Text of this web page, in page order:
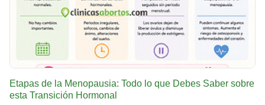
Etapas de la Menopausia: Todo lo que Debes Saber sobre
esta Transición Hormonal